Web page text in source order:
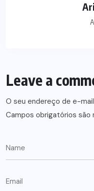
Leave a
O seu endereço de e-
Campos obrigatórios são